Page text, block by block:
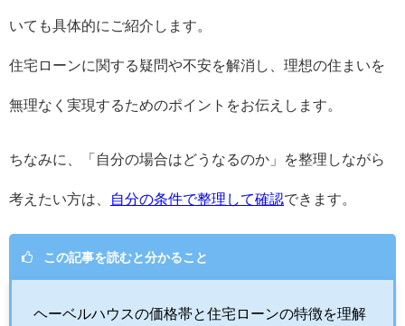
いても具体的にご紹介します。
住宅ローンに関する疑問や不安を解消し、理想の住まいを
無理なく実現するためのポイントをお伝えします。
ちなみに、「自分の場合はどうなるのか」を整理しながら
考えたい方は、 自分の条件で整理して確認できます。
この記事を読むと分かること
ヘーベルハウスの価格帯と住宅ローンの特徴を理解